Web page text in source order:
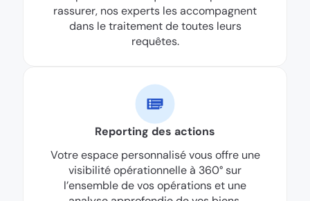
rassurer, nos experts les accompagnent
dans le traitement de toutes leurs
requêtes.
Reporting des actions
Votre espace personnalisé vous offre une
visibilité opérationnelle à 360° sur
l’ensemble de vos opérations et une